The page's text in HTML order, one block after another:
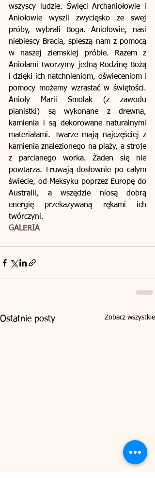
wszyscy ludzie. Święci Archaniołowie i
Aniołowie wyszli zwycięsko ze swej
próby, wybrali Boga. Aniołowie, nasi
niebiescy Bracia, spieszą nam z pomocą
w naszej ziemskiej próbie. Razem z
Aniołami tworzymy jedną Rodzinę Bożą
i dzięki ich natchnieniom, oświeceniom i
pomocy możemy wzrastać w świętości.
Anioły Marii Smolak (z zawodu
pianistki) są wykonane z drewna,
kamienia i są dekorowane naturalnymi
materiałami. Twarze mają najczęściej z
kamienia znalezionego na plaży, a stroje
z parcianego worka. Żaden się nie
powtarza. Fruwają dosłownie po całym
świecie, od Meksyku poprzez Europę do
Australii, a wszędzie niosą dobrą
energię przekazywaną rękami ich
twórczyni.
GALERIA
Ostatnie posty Zobacz wszystkie